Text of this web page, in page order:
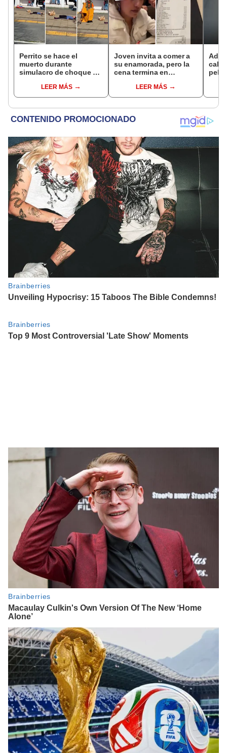
Perrito se hace el
muerto durante
simulacro de choque y
“Un Oscar para Firulais”
LEER MÁS
Joven invita a comer a
su enamorada, pero la
cena termina en
toda su familia”
LEER MÁS